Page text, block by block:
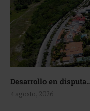
Desarrollo en
4 agosto, 2026